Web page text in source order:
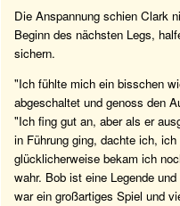
Die Anspannung schien Clark
Beginn des nächsten Legs,
sichern.
"Ich fühlte mich ein bisschen
abgeschaltet und genoss den
"Ich fing gut an, aber als er
in Führung ging, dachte ich,
glücklicherweise bekam ich
wahr. Bob ist eine Legende
war ein großartiges Spiel und